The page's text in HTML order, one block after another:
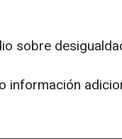
sobre
información